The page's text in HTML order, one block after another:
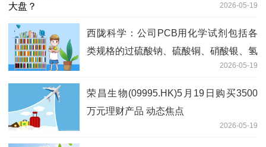
2026-05-19
西陇科学：公司PCB用化学试剂包括各
类规格的过硫酸钠、硫酸铜、硝酸银、氢
2026-05-19
荣昌生物(09995.HK)5月19日购买3500
万元理财产品 动态焦点
2026-05-19